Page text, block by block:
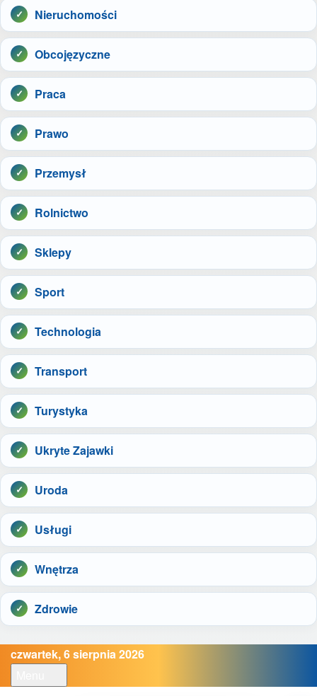
Nieruchomości
Obcojęzyczne
Praca
Prawo
Przemysł
Rolnictwo
Sklepy
Sport
Technologia
Transport
Turystyka
Ukryte Zajawki
Uroda
Usługi
Wnętrza
Zdrowie
czwartek, 6 sierpnia 2026